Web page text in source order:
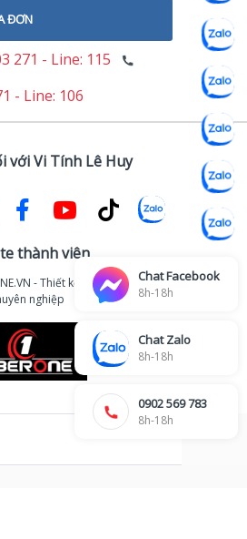
ĐƠN
271 - Line: 115
- Line: 106
với Vi Tính Lê Huy
thành viên
- Thiết kế thi công phòng
nghiệp
Chat Facebook
8h-18h
Chat Zalo
8h-18h
0902 569 783
8h-18h